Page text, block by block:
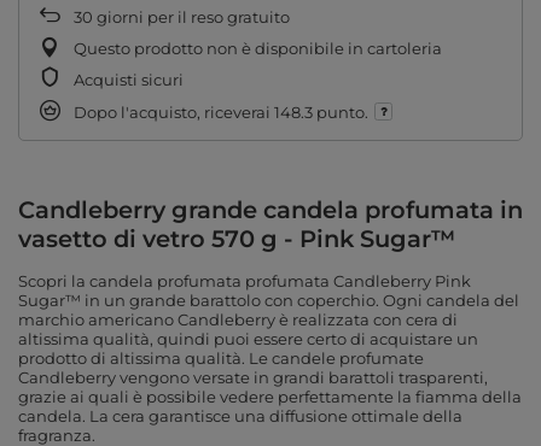
30 giorni per il reso gratuito
Questo prodotto non è disponibile in cartoleria
Acquisti sicuri
Dopo l'acquisto, riceverai 148.3 punto.
Candleberry grande candela profumata in
vasetto di vetro 570 g - Pink Sugar™
Scopri la candela profumata profumata Candleberry Pink
Sugar™ in un grande barattolo con coperchio. Ogni candela del
marchio americano Candleberry è realizzata con cera di
altissima qualità, quindi puoi essere certo di acquistare un
prodotto di altissima qualità. Le candele profumate
Candleberry vengono versate in grandi barattoli trasparenti,
grazie ai quali è possibile vedere perfettamente la fiamma della
candela. La cera garantisce una diffusione ottimale della
fragranza.